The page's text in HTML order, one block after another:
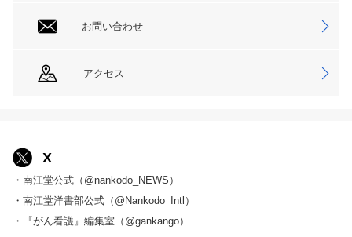
お問い合わせ
アクセス
X
・南江堂公式（@nankodo_NEWS）
・南江堂洋書部公式（@Nankodo_Intl）
・『がん看護』編集室（@gankango）